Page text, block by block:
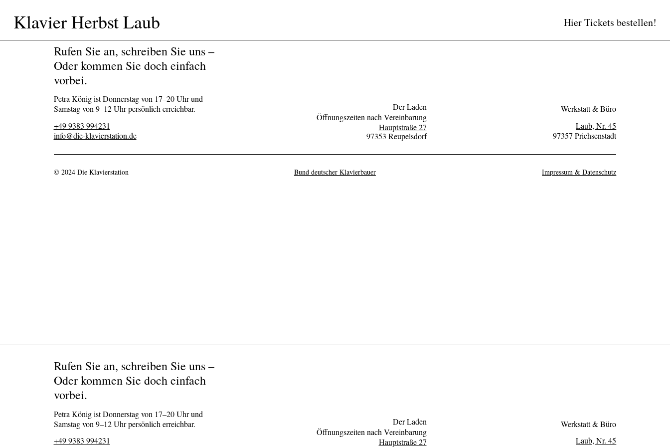
Klavier Herbst Laub Hier Tickets bestellen!
Rufen Sie an, schreiben Sie uns –
Oder kommen Sie doch einfach
vorbei.
Petra König ist Donnerstag von 17–20 Uhr und
Samstag von 9–12 Uhr persönlich erreichbar.
+49 9383 994231
info@die-klavierstation.de
Der Laden
Öffnungszeiten nach Vereinbarung
Hauptstraße 27
97353 Reupelsdorf
Werkstatt & Büro
Laub, Nr. 45
97357 Prichsenstadt
© 2024 Die Klavierstation Bund deutscher Klavierbauer Impressum & Datenschutz
Rufen Sie an, schreiben Sie uns –
Oder kommen Sie doch einfach
vorbei.
Petra König ist Donnerstag von 17–20 Uhr und
Samstag von 9–12 Uhr persönlich erreichbar.
+49 9383 994231
Der Laden
Öffnungszeiten nach Vereinbarung
Hauptstraße 27
Werkstatt & Büro
Laub, Nr. 45